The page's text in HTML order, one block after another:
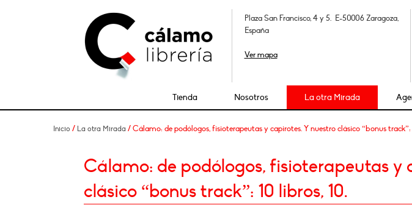
Plaza San Francisco, 4 y 5. E-50006 Zaragoza,
España
Ver mapa
Tienda Nosotros La otra Mirada
Inicio / La otra Mirada / Cálamo: de podólogos, fisioterapeutas y capirotes. Y nuestro clásico “bonus track”:
Cálamo: de podólogos, fisioterapeutas y
clásico “bonus track”: 10 libros, 10.